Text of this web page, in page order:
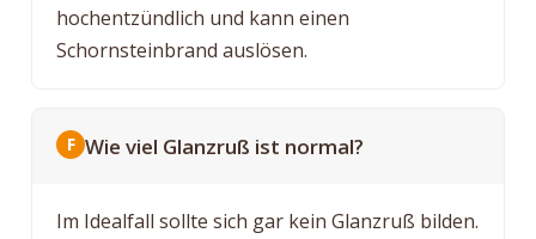
hochentzündlich und kann einen
Schornsteinbrand auslösen.
Wie viel Glanzruß ist normal?
Im Idealfall sollte sich gar kein Glanzruß bilden.